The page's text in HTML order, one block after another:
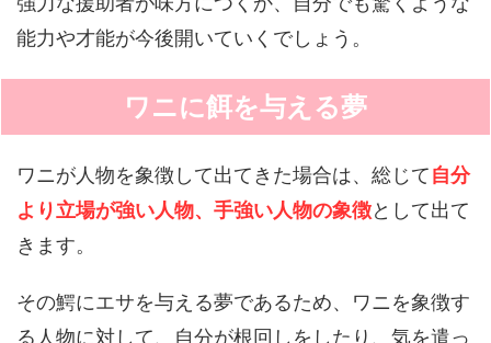
能力や才能が今後開いていくでしょう。
ワニに餌を与える夢
ワニが人物を象徴して出てきた場合は、総じて自分
より立場が強い人物、手強い人物の象徴として出て
きます。
その鰐にエサを与える夢であるため、ワニを象徴す
る人物に対して、自分が根回しをしたり、気を遣っ